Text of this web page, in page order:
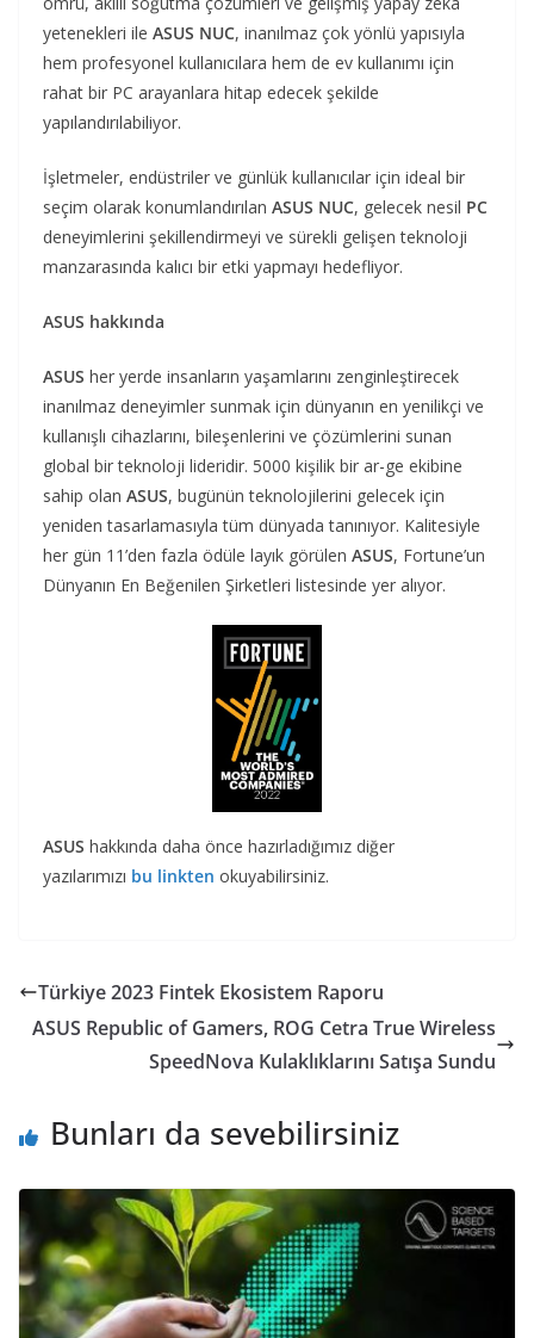
yetenekleri ile ASUS NUC, inanılmaz çok yönlü yapısıyla
hem profesyonel kullanıcılara hem de ev kullanımı için
rahat bir PC arayanlara hitap edecek şekilde
yapılandırılabiliyor.
İşletmeler, endüstriler ve günlük kullanıcılar için ideal bir
seçim olarak konumlandırılan ASUS NUC, gelecek nesil PC
deneyimlerini şekillendirmeyi ve sürekli gelişen teknoloji
manzarasında kalıcı bir etki yapmayı hedefliyor.
ASUS hakkında
ASUS her yerde insanların yaşamlarını zenginleştirecek
inanılmaz deneyimler sunmak için dünyanın en yenilikçi ve
kullanışlı cihazlarını, bileşenlerini ve çözümlerini sunan
global bir teknoloji lideridir. 5000 kişilik bir ar-ge ekibine
sahip olan ASUS, bugünün teknolojilerini gelecek için
yeniden tasarlamasıyla tüm dünyada tanınıyor. Kalitesiyle
her gün 11’den fazla ödüle layık görülen ASUS, Fortune’un
Dünyanın En Beğenilen Şirketleri listesinde yer alıyor.
ASUS hakkında daha önce hazırladığımız diğer
yazılarımızı bu linkten okuyabilirsiniz.
Türkiye 2023 Fintek Ekosistem Raporu
ASUS Republic of Gamers, ROG Cetra True Wireless
SpeedNova Kulaklıklarını Satışa Sundu
Bunları da sevebilirsiniz